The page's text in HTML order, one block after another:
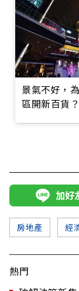
景氣不好，
區開新百貨？
加好
房地產 經
熱門